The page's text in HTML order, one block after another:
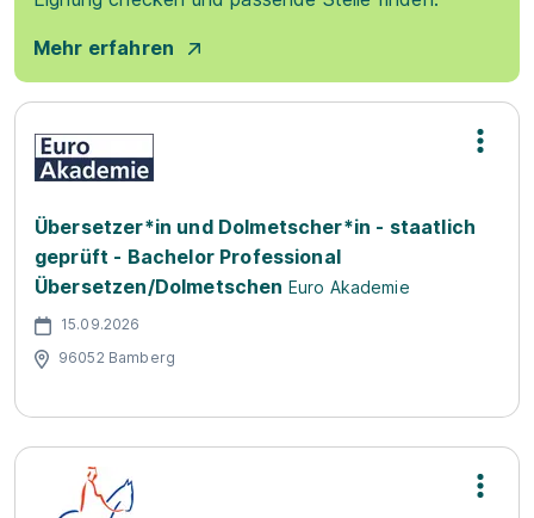
Mehr erfahren
Übersetzer*in und Dolmetscher*in - staatlich
geprüft - Bachelor Professional
Übersetzen/Dolmetschen Euro Akademie
15.09.2026
96052 Bamberg